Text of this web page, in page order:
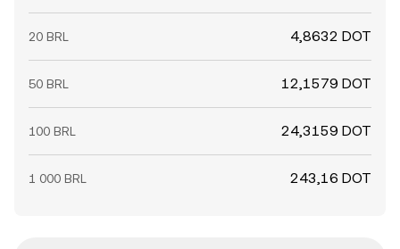
20 BRL 4,8632 DOT
50 BRL 12,1579 DOT
100 BRL 24,3159 DOT
1 000 BRL 243,16 DOT